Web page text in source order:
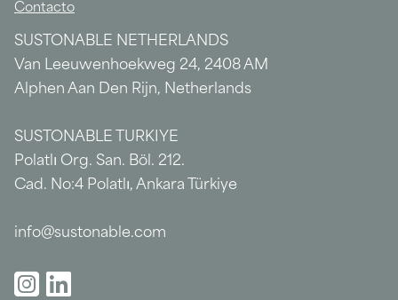
Contacto
SUSTONABLE NETHERLANDS
Van Leeuwenhoekweg 24, 2408 AM
Alphen Aan Den Rijn, Netherlands
SUSTONABLE TURKIYE
Polatlı Org. San. Böl. 212.
Cad. No:4 Polatlı, Ankara Türkiye
info@sustonable.com